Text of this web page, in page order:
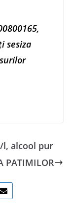
sesiza
l, alcool pur
PATIMILOR